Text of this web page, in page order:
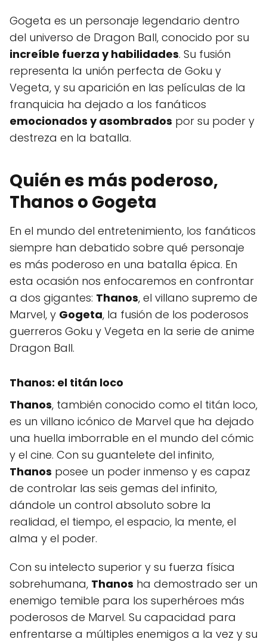
Gogeta es un personaje legendario dentro
del universo de Dragon Ball, conocido por su
increíble fuerza y habilidades. Su fusión
representa la unión perfecta de Goku y
Vegeta, y su aparición en las películas de la
franquicia ha dejado a los fanáticos
emocionados y asombrados por su poder y
destreza en la batalla.
Quién es más poderoso,
Thanos o Gogeta
En el mundo del entretenimiento, los fanáticos
siempre han debatido sobre qué personaje
es más poderoso en una batalla épica. En
esta ocasión nos enfocaremos en confrontar
a dos gigantes: Thanos, el villano supremo de
Marvel, y Gogeta, la fusión de los poderosos
guerreros Goku y Vegeta en la serie de anime
Dragon Ball.
Thanos: el titán loco
Thanos, también conocido como el titán loco,
es un villano icónico de Marvel que ha dejado
una huella imborrable en el mundo del cómic
y el cine. Con su guantelete del infinito,
Thanos posee un poder inmenso y es capaz
de controlar las seis gemas del infinito,
dándole un control absoluto sobre la
realidad, el tiempo, el espacio, la mente, el
alma y el poder.
Con su intelecto superior y su fuerza física
sobrehumana, Thanos ha demostrado ser un
enemigo temible para los superhéroes más
poderosos de Marvel. Su capacidad para
enfrentarse a múltiples enemigos a la vez y su